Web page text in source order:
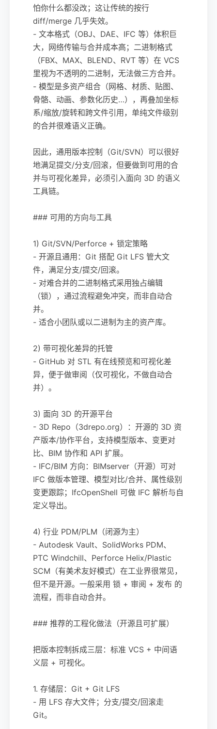
怕你什么都没改；这让传统的按行
diff/merge 几乎失效。
- 文本格式（OBJ、DAE、IFC 等）体积巨
大，网络传输与合并成本高；二进制格式
（FBX、MAX、BLEND、RVT 等）在 VCS
里视为不透明的二进制，无法做三方合并。
- 模型是多资产组合（网格、材质、贴图、
骨骼、动画、参数化历史…），再叠加坐标
系/缩放/旋转和跨文件引用，单纯文件级别
的合并很难语义正确。
因此，通用版本控制（Git/SVN）可以很好
地满足提交/分支/回滚，但要做到可用的合
并与可视化差异，必须引入面向 3D 的语义
工具链。
### 可用的方向与工具
1) Git/SVN/Perforce + 锁定策略
- 开源且通用：Git 搭配 Git LFS 管大文
件，满足分支/提交/回滚。
- 对难合并的二进制格式采用独占编辑
（锁），通过流程避免冲突，而非自动合
并。
- 适合小团队或以二进制为主的资产库。
2) 带可视化差异的托管
- GitHub 对 STL 有在线预览和可视化差
异，便于做审阅（仅可视化，不做自动合
并）。
3) 面向 3D 的开源平台
- 3D Repo（3drepo.org）：开源的 3D 资
产版本/协作平台，支持模型版本、变更对
比、BIM 协作和 API 扩展。
- IFC/BIM 方向：BIMserver（开源）可对
IFC 做版本管理、模型对比/合并、属性级别
变更跟踪；IfcOpenShell 可做 IFC 解析与自
定义导出。
4) 行业 PDM/PLM（闭源为主）
- Autodesk Vault、SolidWorks PDM、
PTC Windchill、Perforce Helix/Plastic
SCM（有美术友好模式）在工业界很常见，
但不是开源。一般采用 锁 + 审阅 + 发布 的
流程，而非自动合并。
### 推荐的工程化做法（开源且可扩展）
把版本控制拆成三层：标准 VCS + 中间语
义层 + 可视化。
1. 存储层：Git + Git LFS
- 用 LFS 存大文件；分支/提交/回滚走
Git。